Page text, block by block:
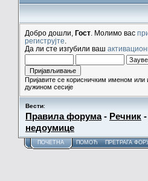
Добро дошли, Гост . Молимо вас
региструјте
Да ли сте изгубили ваш
Пријавите се корисничким именом или
дужином сесије
Вести:
Правила форума- Речник -
недоумице
ПОЧЕТНА ПОМОЋ ПРЕТРАГА